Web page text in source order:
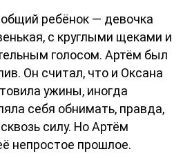
ребёнок — девочка
с круглыми щеками и
голосом. Артём был
Он считал, что и Оксана
ужины, иногда
себя обнимать, правда,
силу. Но Артём
непростое прошлое.